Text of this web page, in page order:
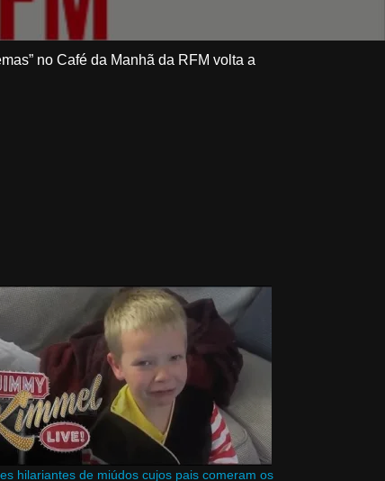
no Café da Manhã da RFM volta a
hilariantes de miúdos cujos pais comeram os